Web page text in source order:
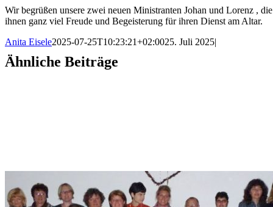
Wir begrüßen unsere zwei neuen Ministranten Johan und Lorenz ,
ihnen ganz viel Freude und Begeisterung für ihren Dienst am Altar.
Anita Eisele2025-07-25T10:23:21+02:0025. Juli 2025|
Ähnliche Beiträge